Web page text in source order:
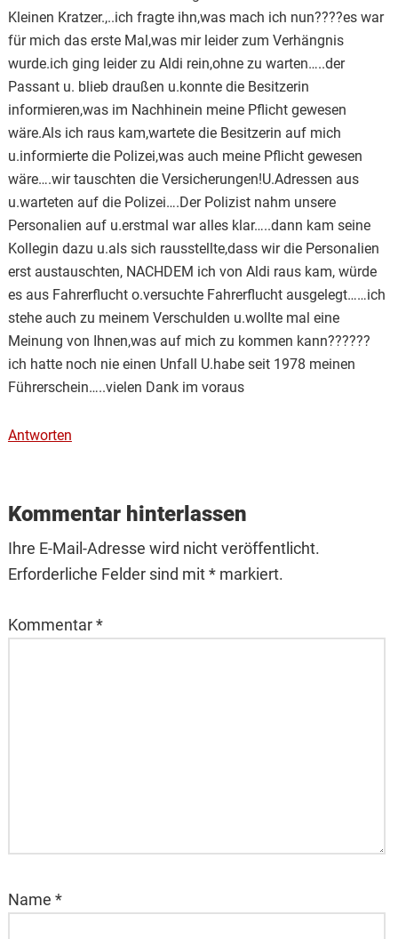
Kleinen Kratzer.,..ich fragte ihn,was mach ich nun????es war
für mich das erste Mal,was mir leider zum Verhängnis
wurde.ich ging leider zu Aldi rein,ohne zu warten…..der
Passant u. blieb draußen u.konnte die Besitzerin
informieren,was im Nachhinein meine Pflicht gewesen
wäre.Als ich raus kam,wartete die Besitzerin auf mich
u.informierte die Polizei,was auch meine Pflicht gewesen
wäre….wir tauschten die Versicherungen!U.Adressen aus
u.warteten auf die Polizei….Der Polizist nahm unsere
Personalien auf u.erstmal war alles klar…..dann kam seine
Kollegin dazu u.als sich rausstellte,dass wir die Personalien
erst austauschten, NACHDEM ich von Aldi raus kam, würde
es aus Fahrerflucht o.versuchte Fahrerflucht ausgelegt……ich
stehe auch zu meinem Verschulden u.wollte mal eine
Meinung von Ihnen,was auf mich zu kommen kann??????
ich hatte noch nie einen Unfall U.habe seit 1978 meinen
Führerschein…..vielen Dank im voraus
Antworten
Kommentar hinterlassen
Ihre E-Mail-Adresse wird nicht veröffentlicht.
Erforderliche Felder sind mit * markiert.
Kommentar*
Name *